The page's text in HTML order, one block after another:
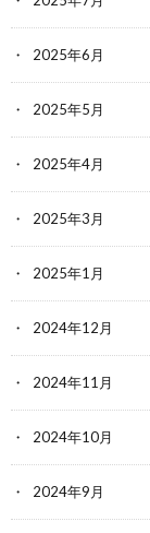
2025年6月
2025年5月
2025年4月
2025年3月
2025年1月
2024年12月
2024年11月
2024年10月
2024年9月